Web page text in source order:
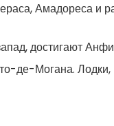
Амадореса и
достигают
де-Могана. Лодки,